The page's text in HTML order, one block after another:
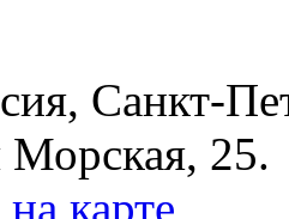
Санкт-
25.
карте